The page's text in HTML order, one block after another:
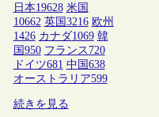
日本19628 米国
10662 英国3216 欧州
1426 カナダ1069 韓
国950 フランス 720
ドイツ681 中国638
オーストラリア599
続きを見る